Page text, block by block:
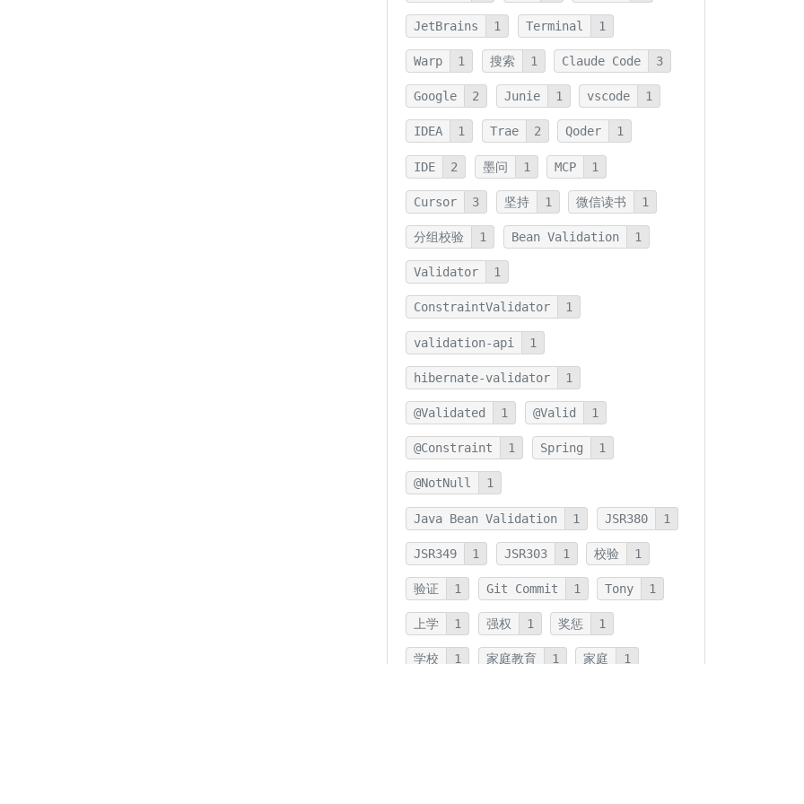
JetBrains 1 Terminal 1
Warp 1 搜索 1 Claude Code 3
Google 2 Junie 1 vscode 1
IDEA 1 Trae 2 Qoder 1
IDE 2 墨问 1 MCP 1
Cursor 3 坚持 1 微信读书 1
分组校验 1 Bean Validation 1
Validator 1
ConstraintValidator 1
validation-api 1
hibernate-validator 1
@Validated 1 @Valid 1
@Constraint 1 Spring 1
@NotNull 1
Java Bean Validation 1 JSR380 1
JSR349 1 JSR303 1 校验 1
验证 1 Git Commit 1 Tony 1
上学 1 强权 1 奖惩 1
学校 1 家庭教育 1 家庭 1